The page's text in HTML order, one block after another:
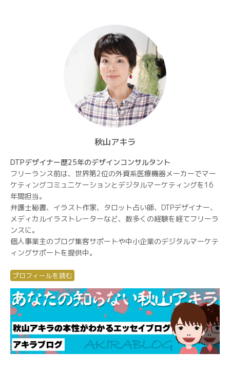
秋山アキラ
DTPデザイナー歴25年のデザインコンサルタント
フリーランス前は、世界第2位の外資系医療機器メーカーでマー
ケティングコミュニケーションとデジタルマーケティングを16
年間担当。
弁護士秘書、イラスト作家、タロット占い師、DTPデザイナー、
メディカルイラストレーターなど、数多くの経験を経てフリーラ
ンスに。
個人事業主のブログ集客サポートや中小企業のデジタルマーケテ
ィングサポートを提供中。
プロフィールを読む